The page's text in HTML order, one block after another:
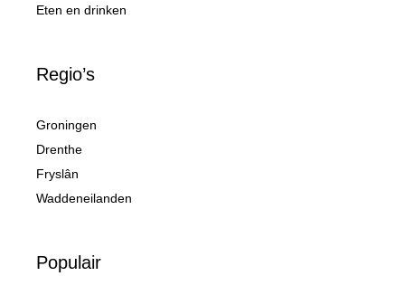
Eten en drinken
Regio’s
Groningen
Drenthe
Fryslân
Waddeneilanden
Populair